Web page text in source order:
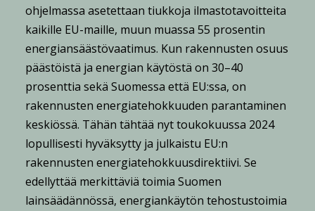
ohjelmassa asetettaan tiukkoja ilmastotavoitteita
kaikille EU-maille, muun muassa 55 prosentin
energiansäästövaatimus. Kun rakennusten osuus
päästöistä ja energian käytöstä on 30–40
prosenttia sekä Suomessa että EU:ssa, on
rakennusten energiatehokkuuden parantaminen
keskiössä. Tähän tähtää nyt toukokuussa 2024
lopullisesti hyväksytty ja julkaistu EU:n
rakennusten energiatehokkuusdirektiivi. Se
edellyttää merkittäviä toimia Suomen
lainsäädännössä, energiankäytön tehostustoimia